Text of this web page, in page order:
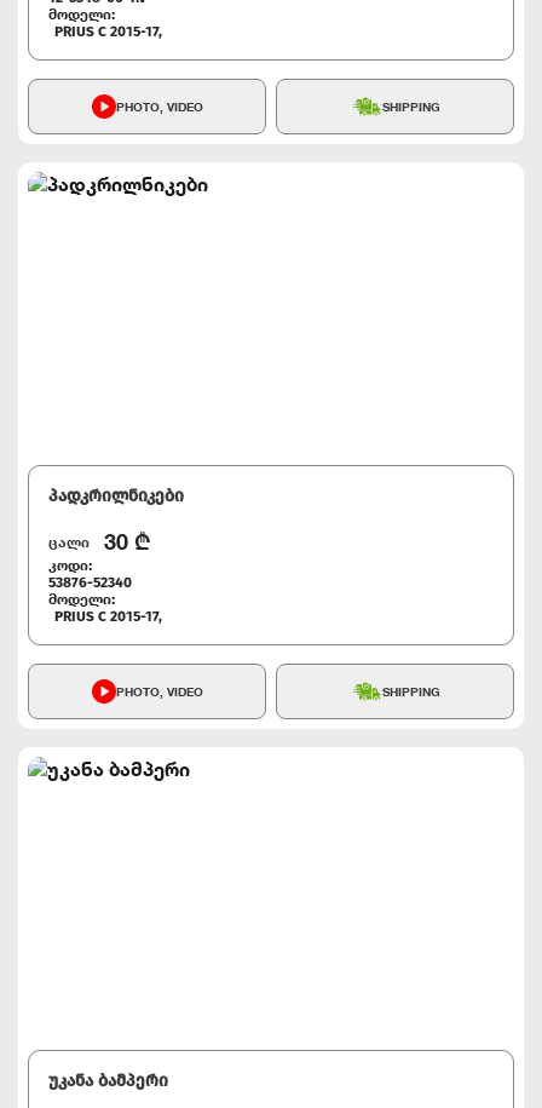
მოდელი:
PRIUS C 2015-17,
PHOTO, VIDEO SHIPPING
პადკრილნიკები
ცალი 30 ₾
კოდი:
53876-52340
მოდელი:
PRIUS C 2015-17,
PHOTO, VIDEO SHIPPING
უკანა ბამპერი